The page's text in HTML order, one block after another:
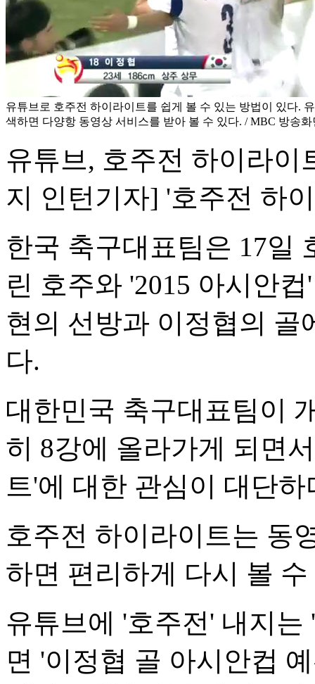
유튜브로 호주전 하이라이트를 쉽게 볼 수 있는 방법이 있다.
색하면 다양항 동영상 서비스를 받아 볼 수 있다. / MBC 방송화
유튜브, 호주전 하이라이
지 인턴기자] '호주전 하
한국 축구대표팀은 17일
린 호주와 '2015 아시안
현의 선방과 이정협의 골
다.
대한민국 축구대표팀이
히 8강에 올라가게 되면
트'에 대한 관심이 대단하
호주전 하이라이트는 동
하면 편리하게 다시 볼 수
유튜브에 '호주전' 내지
면 '이정협 골 아시안컵